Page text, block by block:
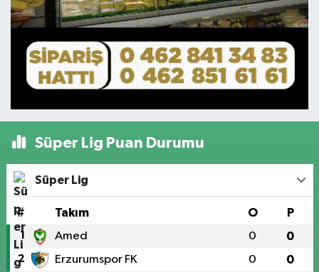
Süper Lig Puan Durumu
Süper Lig
# Takım O P
1 Amed 0 0
2 Erzurumspor FK 0 0